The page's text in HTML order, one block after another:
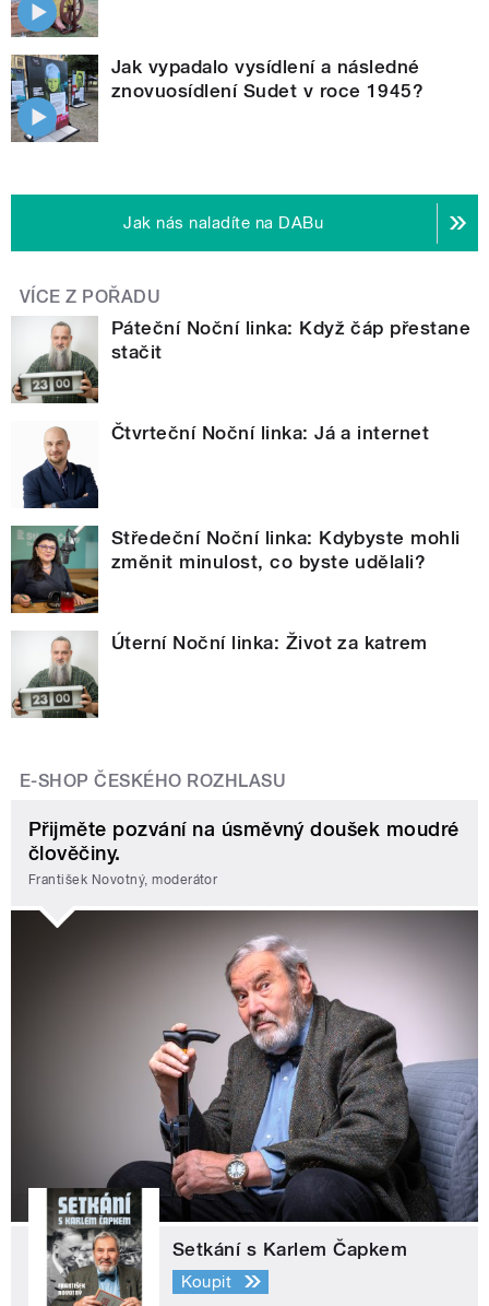
Jak vypadalo vysídlení a následné
znovuosídlení Sudet v roce 1945?
Jak nás naladíte na DABu
VÍCE Z POŘADU
Páteční Noční linka: Když čáp přestane
stačit
Čtvrteční Noční linka: Já a internet
Středeční Noční linka: Kdybyste mohli
změnit minulost, co byste udělali?
Úterní Noční linka: Život za katrem
E-SHOP ČESKÉHO ROZHLASU
Přijměte pozvání na úsměvný doušek moudré
člověčiny.
František Novotný, moderátor
Setkání s Karlem Čapkem
Koupit